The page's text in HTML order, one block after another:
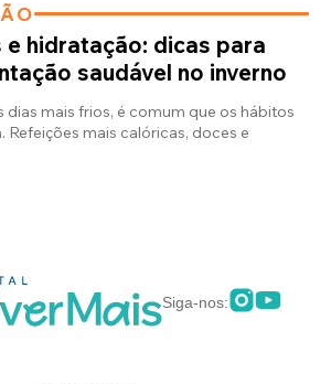
hidratação: dicas para
saudável no inverno
dias mais frios, é comum que os hábitos
Refeições mais calóricas, doces e
Siga-nos: